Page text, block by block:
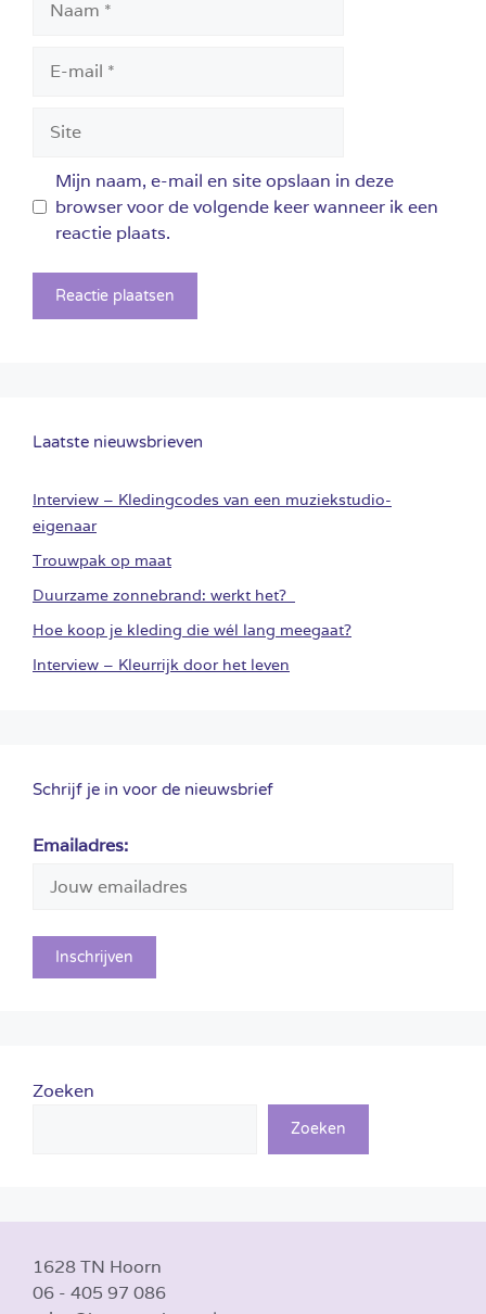
mail
Mijn naam, e-mail en site opslaan in deze
browser voor de volgende keer wanneer ik een
reactie plaats.
Laatste nieuwsbrieven
Interview – Kledingcodes van een muziekstudio-
eigenaar
Trouwpak op maat
Duurzame zonnebrand: werkt het?
Hoe koop je kleding die wél lang meegaat?
Interview – Kleurrijk door het leven
Schrijf je in voor de nieuwsbrief
Emailadres:
Zoeken
Zoeken
1628 TN Hoorn
06 - 405 97 086